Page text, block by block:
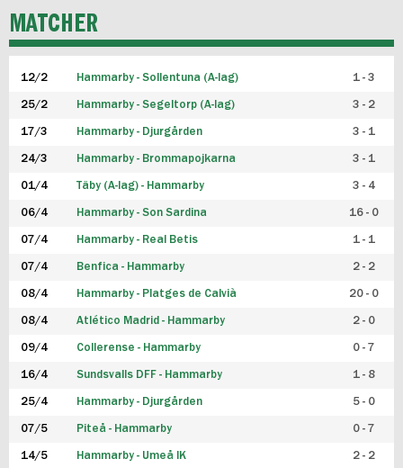
P19
F19
FUTSAL HERR
FUTSAL DAM
MATCHER
12/2 Hammarby - Sollentuna (A-lag) 1 - 3
25/2 Hammarby - Segeltorp (A-lag) 3 - 2
17/3 Hammarby - Djurgården 3 - 1
24/3 Hammarby - Brommapojkarna 3 - 1
01/4 Täby (A-lag) - Hammarby 3 - 4
06/4 Hammarby - Son Sardina 16 - 0
07/4 Hammarby - Real Betis 1 - 1
07/4 Benfica - Hammarby 2 - 2
08/4 Hammarby - Platges de Calvià 20 - 0
08/4 Atlético Madrid - Hammarby 2 - 0
09/4 Collerense - Hammarby 0 - 7
16/4 Sundsvalls DFF - Hammarby 1 - 8
25/4 Hammarby - Djurgården 5 - 0
07/5 Piteå - Hammarby 0 - 7
14/5 Hammarby - Umeå IK 2 - 2